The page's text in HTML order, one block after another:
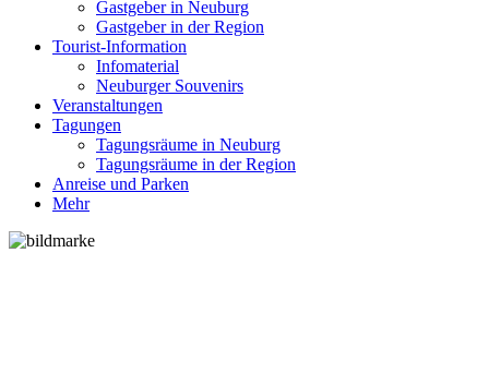
Gastgeber in Neuburg
Gastgeber in der Region
Tourist-Information
Infomaterial
Neuburger Souvenirs
Veranstaltungen
Tagungen
Tagungsräume in Neuburg
Tagungsräume in der Region
Anreise und Parken
Mehr